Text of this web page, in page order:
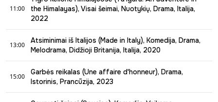
Leiskitės į kelionę ir išlįskite iš savo kiauto su Barb ir Star!
Kai ilgametės geriausios draugės, sulaukusios vidutinio
ir iškeliauti atostogų į Vista del Mar kurortą Floridoje, jų
laukia nepamirštamas nuotykis.
11:00
the Himalayas), Visai šeimai, Nuotykių, Drama, Italija,
2022
Derlinguose slėniuose, nusidriekusiuose galingųjų
Himalajų kalnų papėdėje, gyvena našlaitis vardu
Balmanis. Vieną naktį Balmanis netyčia pamato, kaip
brakonieriai nušauna tigrę, o jos jauniklį įmeta į narvą,
tikėdamiesi pelningai parduoti. Negalėdamas tiesiog
stovėti ir nieko nedaryti, berniukas, prisidengęs nakties
13:00
Atsiminimai iš Italijos (Made in Italy), Komedija, Drama,
Melodrama, Didžioji Britanija, Italija, 2020
Jaunas galerininkas su tėvu keliauja į Italiją parduoti
senos šeimos vilos. Bet prieš tai namą reikia sutvarkyti iki
tinkamos būklės. O ir santykiams su tėvu jau seniai reikėjo
15:00
Garbės reikalas (Une affaire d'honneur), Drama,
Istorinis, Prancūzija, 2023